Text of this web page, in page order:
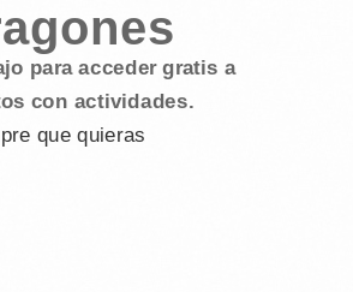
para acceder gratis a
con actividades.
que quieras